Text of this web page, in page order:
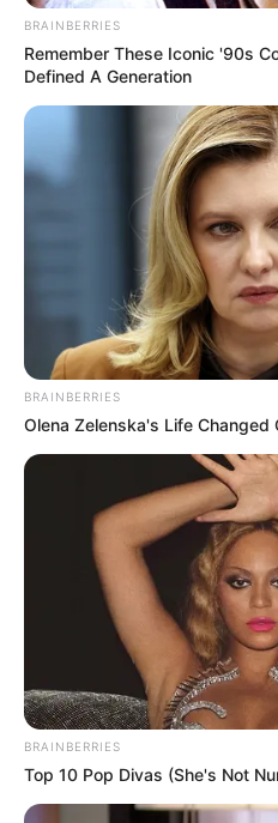
BRAINBERRIES
Remember These Iconic '90s
Defined A Generation
BRAINBERRIES
Olena Zelenska's Life Changed
BRAINBERRIES
Top 10 Pop Divas (She's Not